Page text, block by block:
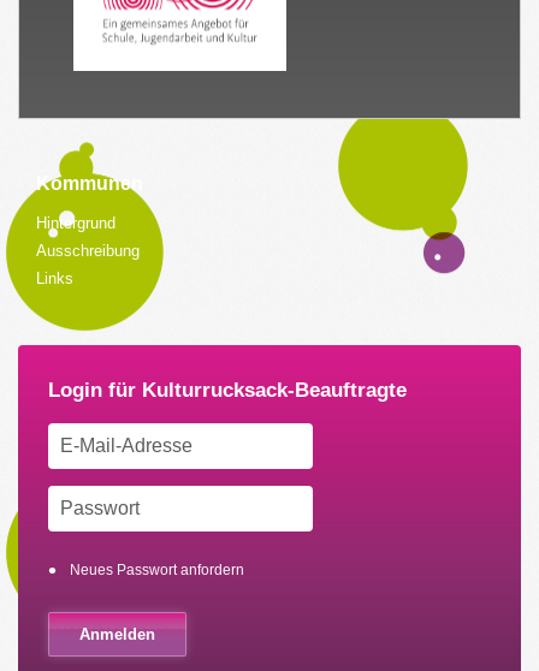
Kommunen
Hintergrund
Ausschreibung
Links
Neues Passwort anfordern